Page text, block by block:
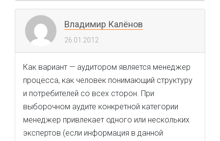
Владимир Калёнов
26.01.2012
Как вариант — аудитором является менеджер
процесса, как человек понимающий структуру
и потребителей со всех сторон. При
выборочном аудите конкретной категории
менеджер привлекает одного или нескольких
экспертов (если информация в данной